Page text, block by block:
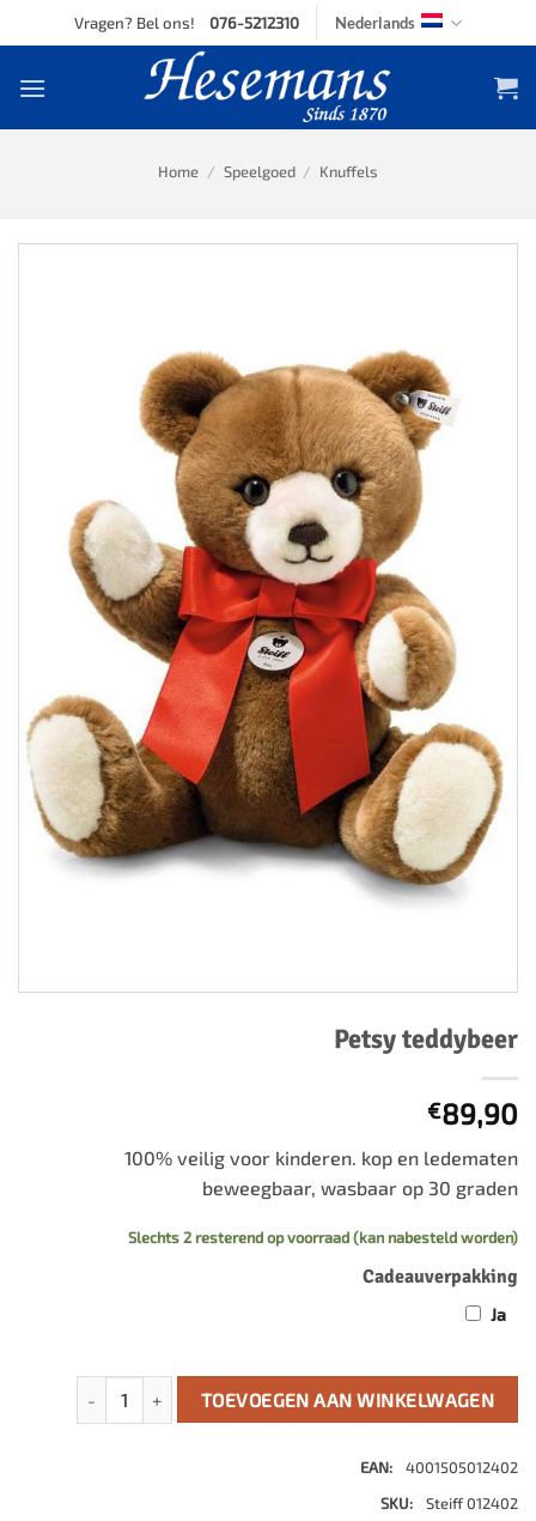
to
Vragen? Bel ons! 076-5212310 Nederlands
Home / Speelgoed / Knuffels
Petsy teddybeer
€89,90
100% veilig voor kinderen. kop en ledematen
beweegbaar, wasbaar op 30 graden
Slechts 2 resterend op voorraad (kan nabesteld worden)
Cadeauverpakking
Ja
Petsy teddybeer aantalTOEVOEGEN AAN WINKELWAGEN
EAN:
4001505012402
SKU:
Steiff 012402